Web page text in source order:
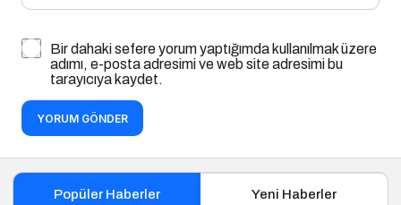
Bir dahaki sefere yorum yaptığımda kullanılmak üzere
adımı, e-posta adresimi ve web site adresimi bu
tarayıcıya kaydet.
YORUM GÖNDER
Popüler Haberler Yeni Haberler